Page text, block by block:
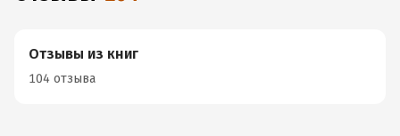
Отзывы из книг
104 отзыва